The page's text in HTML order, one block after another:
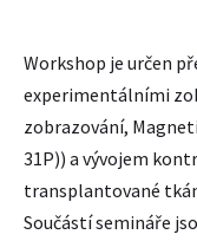
Workshop je určen
experimentálními
zobrazování,
31P)) a vývojem
transplantované
Součástí semináře